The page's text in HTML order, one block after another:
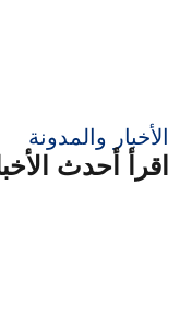
الأخبار والمدونة
اقرأ أحدث